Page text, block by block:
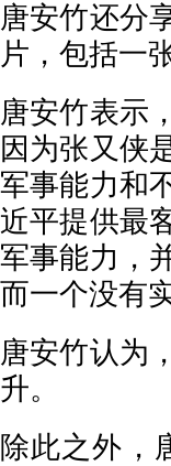
唐安竹还分
片，包括一
唐安竹表示
因为张又侠
军事能力和
近平提供最
军事能力，
而一个没有
唐安竹认为
升。
除此之外，